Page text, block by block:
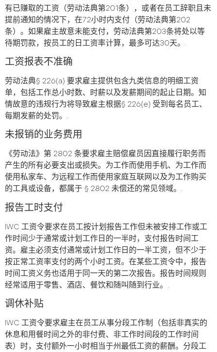
有已赚取的工资（劳动法典第201条），或者在员工辞职且未
提前通知的情况下，在72小时内支付（劳动法典第202
条）。如果雇主故意未能支付，劳动法典第203条将处以等
待期罚款，按员工的日工资率计算，最多可达30天。.
工资报表不准确
劳动法典§ 226(a) 要求雇主提供包含九类信息的明细工资
单，包括工作总小时数、时薪以及发薪期间的起止日期。知
情故意的违规行为将导致雇主根据§ 226(e) 受到每名员工、
每期发薪的处罚。.
未报销的业务费用
《劳动法》第 2802 条要求雇主赔偿雇员因直接履行职务而
产生的所有必要支出或损失。为工作而使用手机、为工作而
使用私家车、为远程工作而使用家庭互联网以及为工作购买
的工具或设备，都属于 § 2802 未偿还的常见领域。.
报告工时支付
IWC 工资令要求在员工按计划报告工作但未被安排工作或工
作时间少于通常或计划工作日的一半时，支付报告时间工
资。雇主必须支付通常或计划工作日的一半工资，但不少于
按正常工资率支付的两个小时工资。在某些工资令中，报告
时间工资义务也适用于同一天的第二次报告。报告时间规则
经常适用于零售、酒店、餐饮和随叫随到行业。.
调休补贴
IWC 工资令要求雇主在员工从事分段工作制（包括非真实的
休息和用餐时间之外的非付费、非工作时间段的工作时间
表）时，支付额外一小时相当于州最低工资的薪酬。分段工